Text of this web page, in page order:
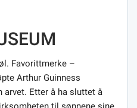
Favorittmerke –
Arthur Guinness
arvet. Etter å ha sluttet å